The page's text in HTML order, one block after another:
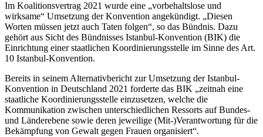
Im Koalitionsvertrag 2021 wurde eine „vorbehaltslose und
wirksame“ Umsetzung der Konvention angekündigt. „Diesen
Worten müssen jetzt auch Taten folgen“, so das Bündnis. Dazu
gehört aus Sicht des Bündnisses Istanbul-Konvention (BIK) die
Einrichtung einer staatlichen Koordinierungsstelle im Sinne des Art.
10 Istanbul-Konvention.
Bereits in seinem Alternativbericht zur Umsetzung der Istanbul-
Konvention in Deutschland 2021 forderte das BIK „zeitnah eine
staatliche Koordinierungsstelle einzusetzen, welche die
Kommunikation zwischen unterschiedlichen Ressorts auf Bundes-
und Länderebene sowie deren jeweilige (Mit-)Verantwortung für die
Bekämpfung von Gewalt gegen Frauen organisiert“.